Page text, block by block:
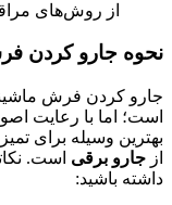
از روش‌های
نحوه جارو کردن
جارو کردن فرش
است؛ اما با رعایت
بهترین وسیله برای
از جارو برقی است.
داشته باشید: